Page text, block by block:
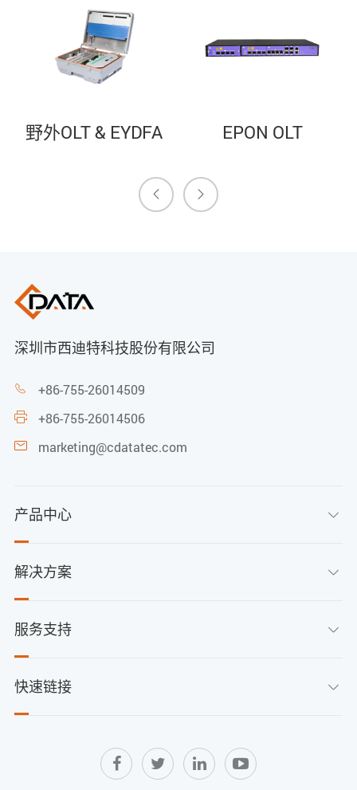
野外OLT & EYDFA EPON OLT
 
深圳市西迪特科技股份有限公司
 +86-755-26014509
 +86-755-26014506
 marketing@cdatatec.com
产品中心 
解决方案 
服务支持 
快速链接 